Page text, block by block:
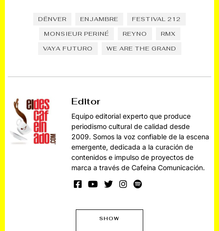
DËNVER ENJAMBRE
FESTIVAL 212
MONSIEUR PERINÉ
REYNO
RMX
VAYA FUTURO
WE ARE THE GRAND
Editor
Equipo editorial experto que produce
periodismo cultural de calidad desde
2009. Somos la voz confiable de la escena
emergente, dedicada a la curación de
contenidos e impulso de proyectos de
marca a través de Cafeína Comunicación.
SHOW